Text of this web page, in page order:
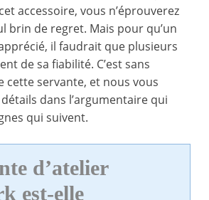
accessoire, vous n’éprouverez
brin de regret. Mais pour qu’un
il faudrait que plusieurs
de sa fiabilité. C’est sans
cette servante, et nous vous
dans l’argumentaire qui
qui suivent.
d’atelier
est-elle